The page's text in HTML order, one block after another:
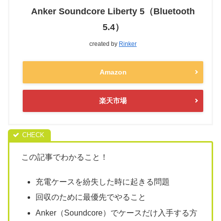
Anker Soundcore Liberty 5（Bluetooth
5.4）
created by Rinker
Amazon
楽天市場
この記事でわかること！
充電ケースを紛失した時に起きる問題
回収のために最優先でやること
Anker（Soundcore）でケースだけ入手する方